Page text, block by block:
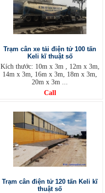
Trạm cân xe tải điện tử 100 tấn
Keli kĩ thuật số
Kích thước: 10m x 3m , 12m x 3m,
14m x 3m, 16m x 3m, 18m x 3m,
20m x 3m ...
Call
Trạm cân điện tử 120 tấn Keli kĩ
thuật số